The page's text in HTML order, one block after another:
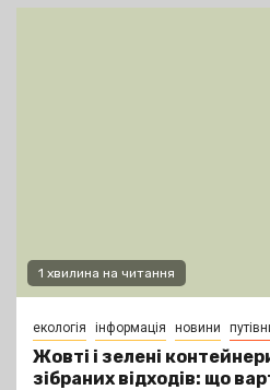
1 хвилина на читання
екологія інформація новини
Жовті і зелені
зібраних відходів: що